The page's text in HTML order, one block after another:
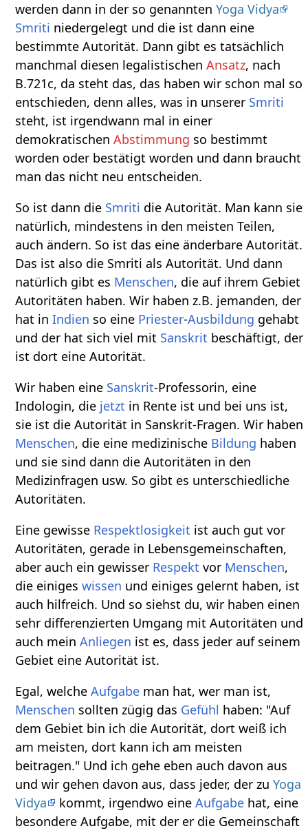
werden dann in der so genanntenYoga Vidya
Smriti niedergelegt und die ist dann eine
bestimmte Autorität. Dann gibt es tatsächlich
manchmal diesen legalistischenAnsatz, nach
B.721c, da steht das, das haben wir schon mal so
entschieden, denn alles, was in unserer Smriti
steht, ist irgendwann mal in einer
demokratischenAbstimmung so bestimmt
worden oder bestätigt worden und dann braucht
man das nicht neu entscheiden.
So ist dann die Smriti die Autorität. Man kann sie
natürlich, mindestens in den meisten Teilen,
auch ändern. So ist das eine änderbare Autorität.
Das ist also die Smriti als Autorität. Und dann
natürlich gibt es Menschen, die auf ihrem Gebiet
Autoritäten haben. Wir haben z.B. jemanden, der
hat inIndien so eine Priester-Ausbildung gehabt
und der hat sich viel mit Sanskrit beschäftigt, der
ist dort eine Autorität.
Wir haben eine Sanskrit-Professorin, eine
Indologin, die jetzt in Rente ist und bei uns ist,
sie ist die Autorität in Sanskrit-Fragen. Wir haben
Menschen, die eine medizinische Bildung haben
und sie sind dann die Autoritäten in den
Medizinfragen usw. So gibt es unterschiedliche
Autoritäten.
Eine gewisse Respektlosigkeit ist auch gut vor
Autoritäten, gerade in Lebensgemeinschaften,
aber auch ein gewisser Respekt vor Menschen,
die einigeswissen und einiges gelernt haben, ist
auch hilfreich. Und so siehst du, wir haben einen
sehr differenzierten Umgang mit Autoritäten und
auch meinAnliegen ist es, dass jeder auf seinem
Gebiet eine Autorität ist.
Egal, welcheAufgabe man hat, wer man ist,
Menschen sollten zügig das Gefühl haben: "Auf
dem Gebiet bin ich die Autorität, dort weiß ich
am meisten, dort kann ich am meisten
beitragen." Und ich gehe eben auch davon aus
und wir gehen davon aus, dass jeder, der zuYoga
Vidya
kommt, irgendwo eineAufgabe hat, eine
besondere Aufgabe, mit der er die Gemeinschaft